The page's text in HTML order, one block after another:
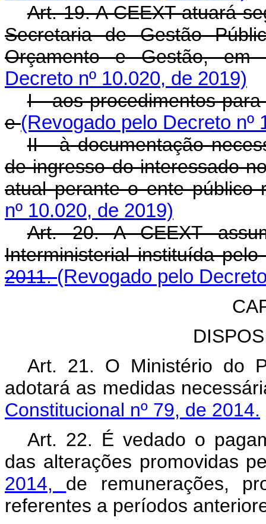
Art. 19. A CEEXT atuará
Secretaria de Gestão
Orçamento e Gestão,
Decreto nº 10.020, de 2019)
I - aos procedimentos
e(Revogado pelo Decreto nº
II - à documentação
de ingresso do interessado
atual perante o ente público
nº 10.020, de 2019)
Art. 20. A CEEXT
Interministerial instituída
2011.(Revogado pelo
Art. 21. O Ministério do
adotará as medidas
Constitucional nº 79, de 2014.
Art. 22. É vedado o
das alterações promovidas
2014, de remunerações,
referentes a períodos